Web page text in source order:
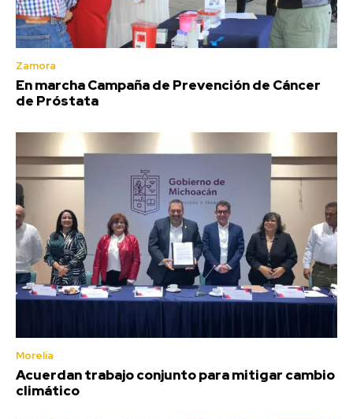
Zamora
En marcha Campaña de Prevención de Cáncer
de Próstata
Morelia
Acuerdan trabajo conjunto para mitigar cambio
climático